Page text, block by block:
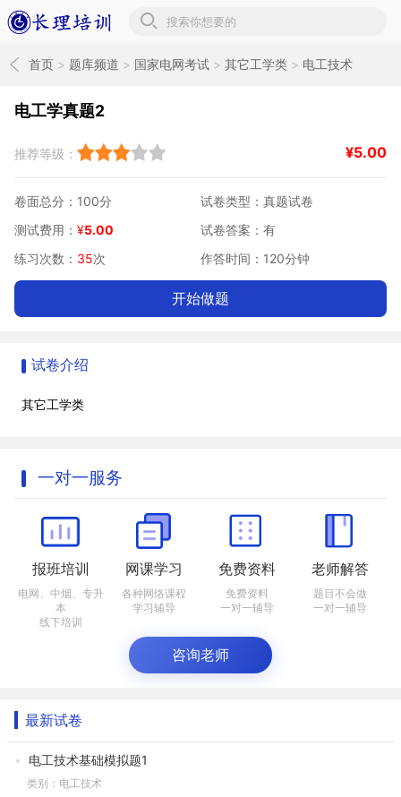
长理培训题库
首页 > 题库频道 > 国家电网考试 > 其它工学类 > 电工技术
电工学真题2
¥5.00
推荐等级：
卷面总分：100分
试卷类型：真题试卷
测试费用： ¥5.00
试卷答案：有
练习次数： 35次 作答时间：120分钟
开始做题
试卷介绍
其它工学类
一对一服务
报班培训
电网、中烟、专升
本
线下培训
网课学习
各种网络课程
学习辅导
免费资料
免费资料
一对一辅导
老师解答
题目不会做
一对一辅导
咨询老师
最新试卷
电工技术基础模拟题1
类别：电工技术